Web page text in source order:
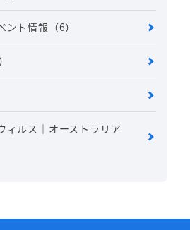
ント情報 （6）
ィルス｜オーストラリア